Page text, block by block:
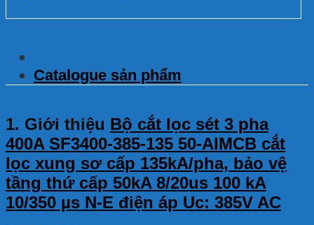
Catalogue sản phẩm
1. Giới thiệu Bộ cắt lọc sét 3 pha
400A SF3400-385-135 50-AIMCB cắt
lọc xung sơ cấp 135kA/pha, bảo vệ
tầng thứ cấp 50kA 8/20us 100 kA
10/350 µs N-E điện áp Uc: 385V AC